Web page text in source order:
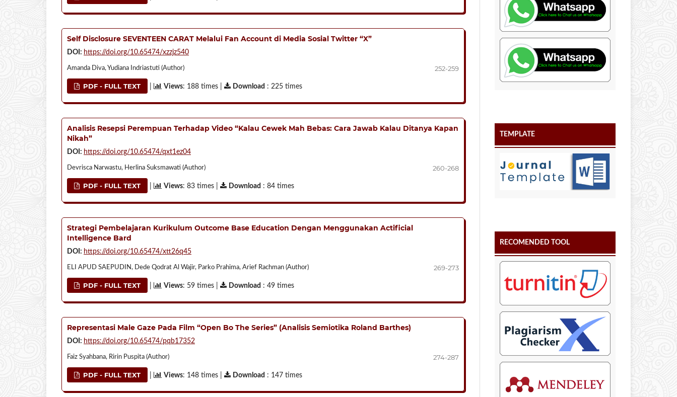
Self Disclosure SEVENTEEN CARAT Melalui Fan Account di Media Sosial Twitter “X”
DOI: https://doi.org/10.65474/xzzjz540
Amanda Diva, Yudiana Indriastuti (Author) 252-259
PDF - FULL TEXT Views: 188 times | Download : 225 times
Analisis Resepsi Perempuan Terhadap Video “Kalau Cewek Mah Bebas: Cara Jawab Kalau Ditanya Kapan
Nikah”
DOI: https://doi.org/10.65474/qxt1ez04
Devrisca Narwastu, Herlina Suksmawati (Author) 260-268
PDF - FULL TEXT Views: 83 times | Download : 84 times
Strategi Pembelajaran Kurikulum Outcome Base Education Dengan Menggunakan Actificial
Intelligence Bard
DOI: https://doi.org/10.65474/xtt26q45
ELI APUD SAEPUDIN, Dede Qodrat Al Wajir, Parko Prahima, Arief Rachman (Author) 269-273
PDF - FULL TEXT Views: 59 times | Download : 49 times
Representasi Male Gaze Pada Film “Open Bo The Series” (Analisis Semiotika Roland Barthes)
DOI: https://doi.org/10.65474/pqb17352
Faiz Syahbana, Ririn Puspita (Author) 274-287
PDF - FULL TEXT Views: 148 times | Download : 147 times
TEMPLATE
RECOMENDED TOOL